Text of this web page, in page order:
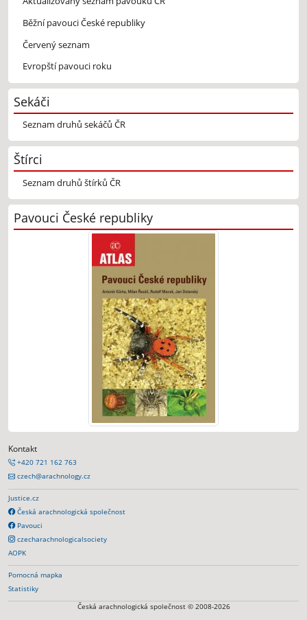
Běžní pavouci České republiky
Červený seznam
Evropští pavouci roku
Sekáči
Seznam druhů sekáčů ČR
Štírci
Seznam druhů štírků ČR
Pavouci České republiky
Kontakt
+420 721 162 763
czech@arachnology.cz
Justice.cz
Česká arachnologická společnost
Pavouci
czecharachnologicalsociety
AOPK
Pomocná mapka
Statistiky
Česká arachnologická společnost © 2008-2026